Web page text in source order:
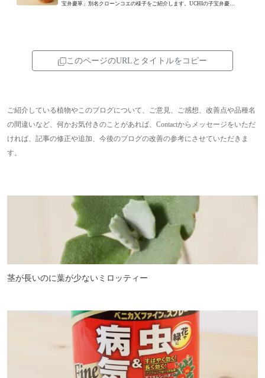
宝弁慶草」別名クローンコエの様子をご紹介します。UCHIの子宝弁慶草
このページのURLとタイトルをコピー
ご紹介している植物やこのブログについて、ご意見、ご感想、改善点や品種名
の間違いなど、何かお気付きのことがあれば、Contactからメッセージをいただ
ければ、記事の修正や追加、今後のブログの改善の参考にさせていただきま
す。
茎が長いのに葉が少ないミロッティー